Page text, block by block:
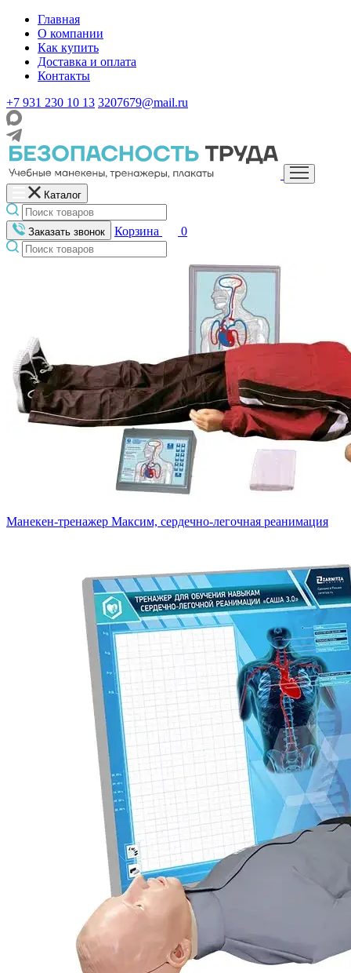
Главная
О компании
Как купить
Доставка и оплата
Контакты
+7 931 230 10 13 3207679@mail.ru
Каталог
Заказать звонок Корзина 0
Манекен-тренажер Максим, сердечно-легочная реанимация